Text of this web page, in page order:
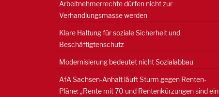
Arbeitnehmerrechte dürfen nicht zur
Verhandlungsmasse werden
Klare Haltung für soziale Sicherheit und
Beschäftigtenschutz
Modernisierung bedeutet nicht Sozialabbau
AfA Sachsen-Anhalt läuft Sturm gegen Renten-
Pläne: „Rente mit 70 und Rentenkürzungen sind ein